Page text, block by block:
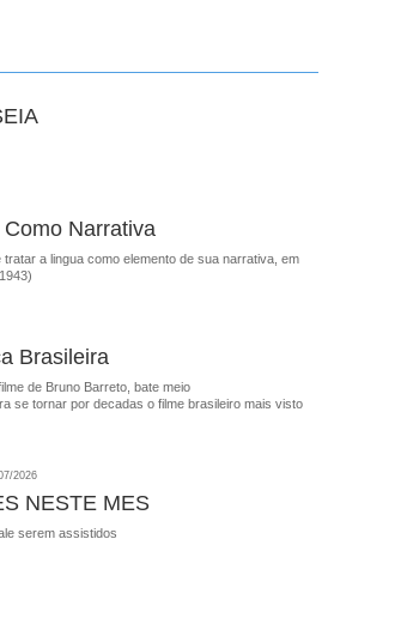
Narrativa
a lingua como elemento de sua narrativa, em
Brasileira
de Bruno Barreto, bate meio
se tornar por decadas o filme brasileiro mais visto
2026
NESTE MES
serem assistidos